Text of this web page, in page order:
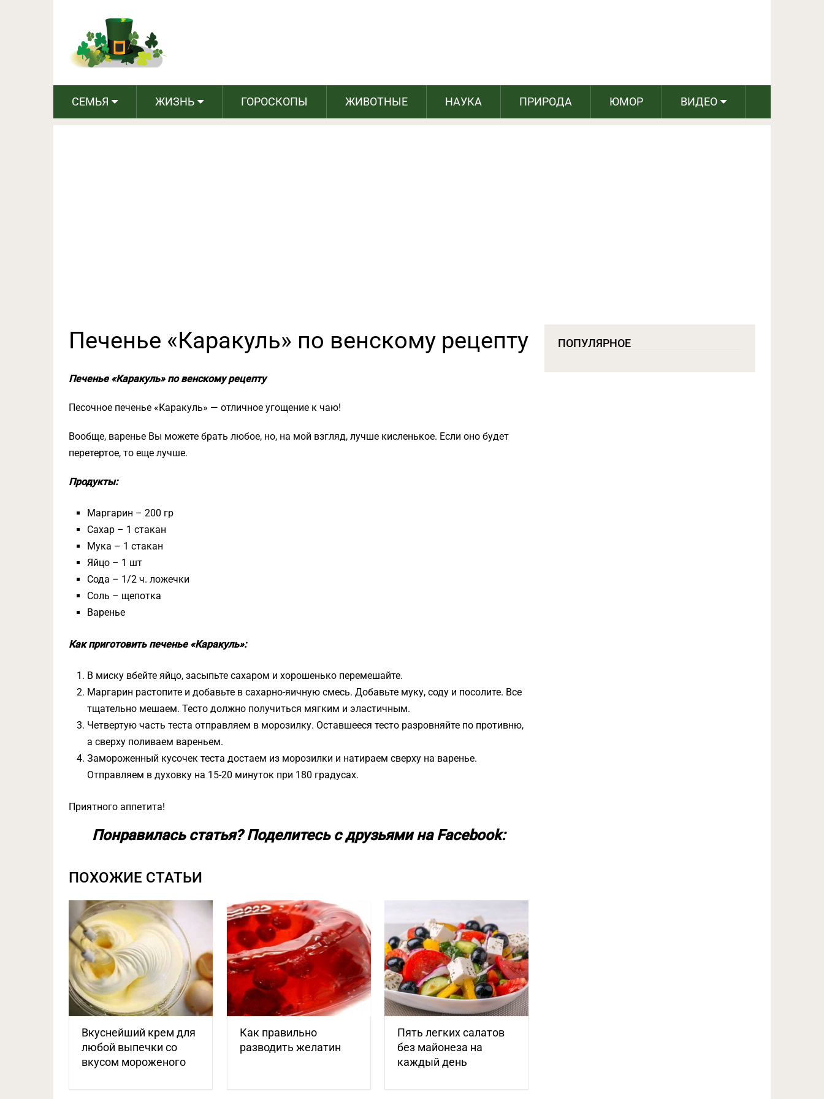
СЕМЬЯ ЖИЗНЬ ГОРОСКОПЫ ЖИВОТНЫЕ НАУКА ПРИРОДА ЮМОР ВИДЕО
Печенье «Каракуль» по венскому рецепту
Печенье «Каракуль» по венскому рецепту
Песочное печенье «Каракуль» — отличное угощение к чаю!
Вообще, варенье Вы можете брать любое, но, на мой взгляд, лучше кисленькое. Если оно будет
перетертое, то еще лучше.
Продукты:
Маргарин – 200 гр
Сахар – 1 стакан
Мука – 1 стакан
Яйцо – 1 шт
Сода – 1/2 ч. ложечки
Соль – щепотка
Варенье
Как приготовить печенье «Каракуль»:
В миску вбейте яйцо, засыпьте сахаром и хорошенько перемешайте.
Маргарин растопите и добавьте в сахарно-яичную смесь. Добавьте муку, соду и посолите. Все
тщательно мешаем. Тесто должно получиться мягким и эластичным.
Четвертую часть теста отправляем в морозилку. Оставшееся тесто разровняйте по противню,
а сверху поливаем вареньем.
Замороженный кусочек теста достаем из морозилки и натираем сверху на варенье.
Отправляем в духовку на 15-20 минуток при 180 градусах.
Приятного аппетита!
Понравилась статья? Поделитесь с друзьями на Facebook:
ПОХОЖИЕ СТАТЬИ
Вкуснейший крем для
любой выпечки со
вкусом мороженого
Как правильно
разводить желатин
Пять легких салатов
без майонеза на
каждый день
ПОПУЛЯРНОЕ